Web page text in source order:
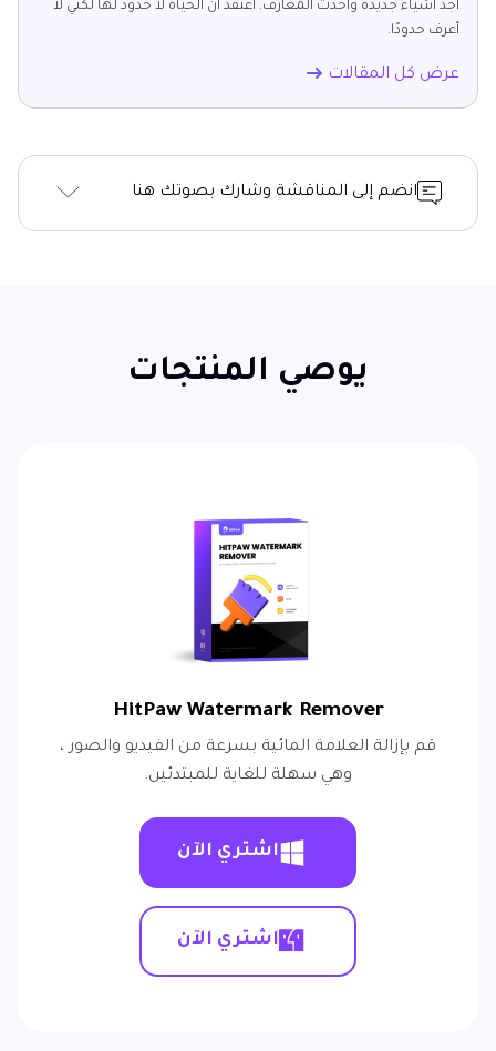
أجد أشياء جديدة وأحدث المعارف. أعتقد أن الحياة لا حدود لها لكني لا
أعرف حدودًا.
عرض كل المقالات
انضم إلى المناقشة وشارك بصوتك هنا
يوصي المنتجات
HitPaw Watermark Remover
قم بإزالة العلامة المائية بسرعة من الفيديو والصور ،
وهي سهلة للغاية للمبتدئين.
اشتري الآن
اشتري الآن